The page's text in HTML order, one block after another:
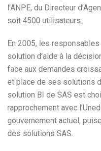
l’ANPE, du Directeur
soit 4500 utilisateurs.
En 2005, les
solution d’aide à la
face aux demandes
et place de ses solutions
solution BI de SAS est
rapprochement avec
gouvernement actuel,
des solutions SAS.